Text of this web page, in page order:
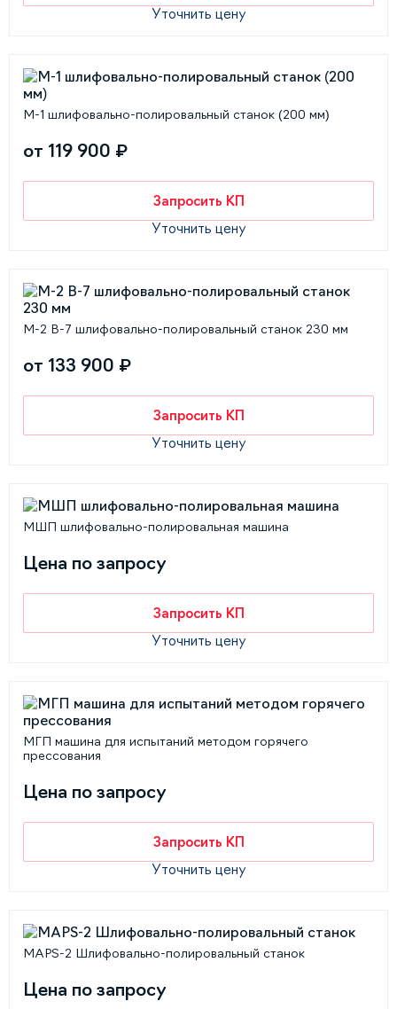
Уточнить цену
M-1 шлифовально-полировальный станок (200 мм)
от 119 900 ₽
Запросить КП
Уточнить цену
M-2 В-7 шлифовально-полировальный станок 230 мм
от 133 900 ₽
Запросить КП
Уточнить цену
МШП шлифовально-полировальная машина
Цена по запросу
Запросить КП
Уточнить цену
МГП машина для испытаний методом горячего
прессования
Цена по запросу
Запросить КП
Уточнить цену
MAPS-2 Шлифовально-полировальный станок
Цена по запросу